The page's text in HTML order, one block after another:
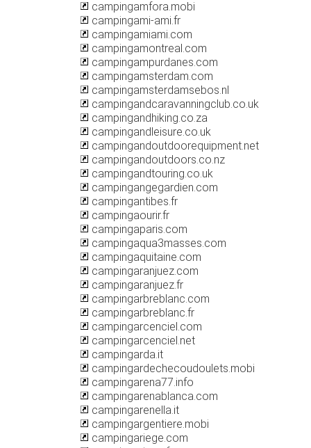
campingamfora.mobi
campingami-ami.fr
campingamiami.com
campingamontreal.com
campingampurdanes.com
campingamsterdam.com
campingamsterdamsebos.nl
campingandcaravanningclub.co.uk
campingandhiking.co.za
campingandleisure.co.uk
campingandoutdoorequipment.net
campingandoutdoors.co.nz
campingandtouring.co.uk
campingangegardien.com
campingantibes.fr
campingaourir.fr
campingaparis.com
campingaqua3masses.com
campingaquitaine.com
campingaranjuez.com
campingaranjuez.fr
campingarbreblanc.com
campingarbreblanc.fr
campingarcenciel.com
campingarcenciel.net
campingarda.it
campingardechecoudoulets.mobi
campingarena77.info
campingarenablanca.com
campingarenella.it
campingargentiere.mobi
campingariege.com